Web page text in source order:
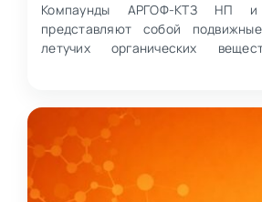
Компаунды АРГОФ-КТЗ НП
представляют собой
летучих органических